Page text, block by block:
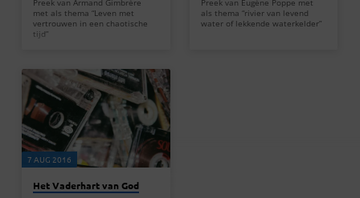
Preek van Armand Gimbrère
met als thema “Leven met
vertrouwen in een chaotische
tijd”
Preek van Eugène Poppe met
als thema “rivier van levend
water of lekkende waterkelder”
7 AUG 2016
Het Vaderhart van God